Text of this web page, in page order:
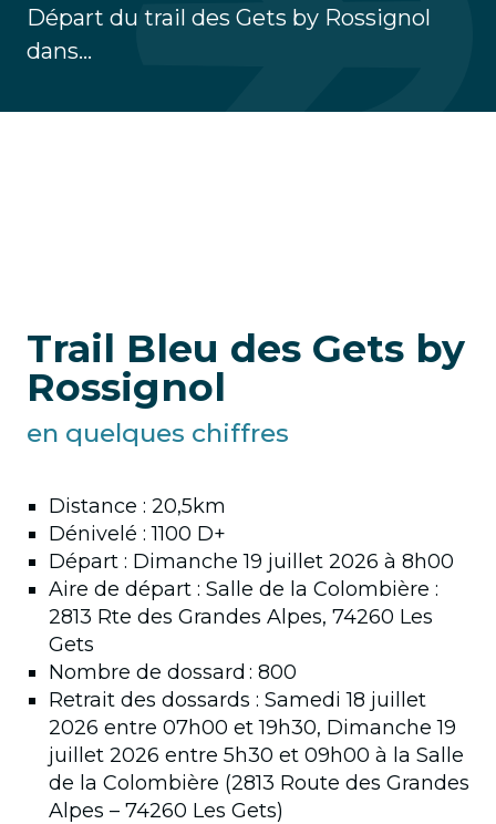
Départ du trail des Gets by Rossignol
dans...
Trail Bleu des Gets by
Rossignol
en quelques chiffres
Distance : 20,5km
Dénivelé : 1100 D+
Départ : Dimanche 19 juillet 2026 à 8h00
Aire de départ : Salle de la Colombière :
2813 Rte des Grandes Alpes, 74260 Les
Gets
Nombre de dossard : 800
Retrait des dossards : Samedi 18 juillet
2026 entre 07h00 et 19h30, Dimanche 19
juillet 2026 entre 5h30 et 09h00 à la Salle
de la Colombière (2813 Route des Grandes
Alpes – 74260 Les Gets)